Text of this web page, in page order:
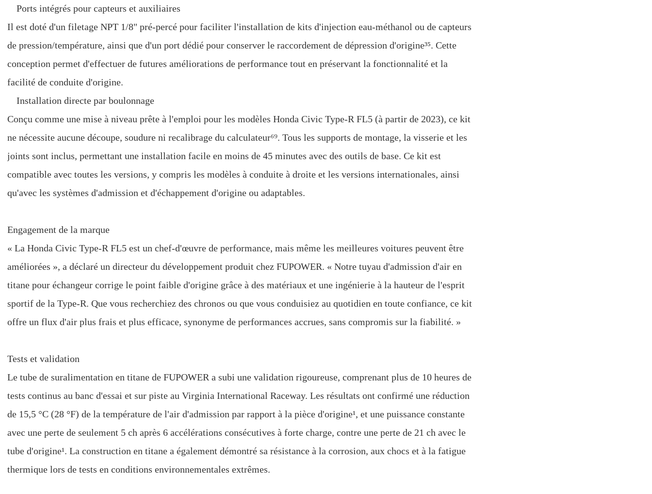
Ports intégrés pour capteurs et auxiliaires
Il est doté d'un filetage NPT 1/8" pré-percé pour faciliter l'installation de kits d'injection eau-méthanol ou de capteurs
de pression/température, ainsi que d'un port dédié pour conserver le raccordement de dépression d'origine³⁵. Cette
conception permet d'effectuer de futures améliorations de performance tout en préservant la fonctionnalité et la
facilité de conduite d'origine.
Installation directe par boulonnage
Conçu comme une mise à niveau prête à l'emploi pour les modèles Honda Civic Type-R FL5 (à partir de 2023), ce kit
ne nécessite aucune découpe, soudure ni recalibrage du calculateur⁶⁹. Tous les supports de montage, la visserie et les
joints sont inclus, permettant une installation facile en moins de 45 minutes avec des outils de base. Ce kit est
compatible avec toutes les versions, y compris les modèles à conduite à droite et les versions internationales, ainsi
qu'avec les systèmes d'admission et d'échappement d'origine ou adaptables.
Engagement de la marque
« La Honda Civic Type-R FL5 est un chef-d'œuvre de performance, mais même les meilleures voitures peuvent être
améliorées », a déclaré un directeur du développement produit chez FUPOWER. « Notre tuyau d'admission d'air en
titane pour échangeur corrige le point faible d'origine grâce à des matériaux et une ingénierie à la hauteur de l'esprit
sportif de la Type-R. Que vous recherchiez des chronos ou que vous conduisiez au quotidien en toute confiance, ce kit
offre un flux d'air plus frais et plus efficace, synonyme de performances accrues, sans compromis sur la fiabilité. »
Tests et validation
Le tube de suralimentation en titane de FUPOWER a subi une validation rigoureuse, comprenant plus de 10 heures de
tests continus au banc d'essai et sur piste au Virginia International Raceway. Les résultats ont confirmé une réduction
de 15,5 °C (28 °F) de la température de l'air d'admission par rapport à la pièce d'origine¹, et une puissance constante
avec une perte de seulement 5 ch après 6 accélérations consécutives à forte charge, contre une perte de 21 ch avec le
tube d'origine¹. La construction en titane a également démontré sa résistance à la corrosion, aux chocs et à la fatigue
thermique lors de tests en conditions environnementales extrêmes.